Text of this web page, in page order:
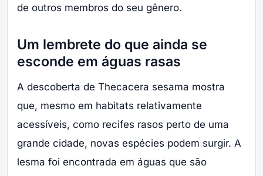
de outros membros do seu gênero.
Um lembrete do que ainda se
esconde em águas rasas
A descoberta de Thecacera sesama mostra
que, mesmo em habitats relativamente
acessíveis, como recifes rasos perto de uma
grande cidade, novas espécies podem surgir. A
lesma foi encontrada em águas que são